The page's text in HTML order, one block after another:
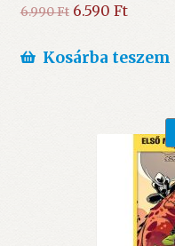
6.990Ft Original
was:
6.590 FtCurrent
is:
Kosárba teszem